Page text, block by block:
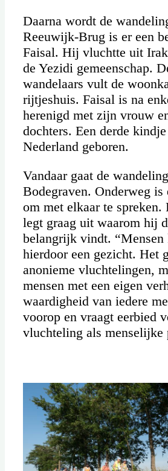
Daarna wordt de
Reeuwijk-Brug is er een
Faisal. Hij vluchtte uit
de Yezidi gemeenschap.
wandelaars vult de
rijtjeshuis. Faisal is na
herenigd met zijn vrouw
dochters. Een derde
Nederland geboren.
Vandaar gaat de
Bodegraven. Onderweg is
om met elkaar te spreken.
legt graag uit waarom hij
belangrijk vindt. “Mensen
hierdoor een gezicht. Het
anonieme vluchtelingen,
mensen met een eigen
waardigheid van iedere
voorop en vraagt eerbied
vluchteling als menselijke